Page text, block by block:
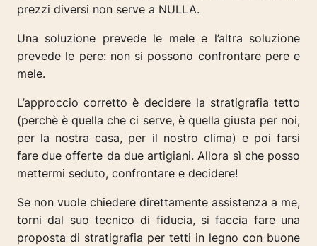
prezzi diversi non serve a NULLA.
Una soluzione prevede le mele e l’altra soluzione
prevede le pere: non si possono confrontare pere e
mele.
L’approccio corretto è decidere la stratigrafia tetto
(perchè è quella che ci serve, è quella giusta per noi,
per la nostra casa, per il nostro clima) e poi farsi
fare due offerte da due artigiani. Allora sì che posso
mettermi seduto, confrontare e decidere!
Se non vuole chiedere direttamente assistenza a me,
torni dal suo tecnico di fiducia, si faccia fare una
proposta di stratigrafia per tetti in legno con buone